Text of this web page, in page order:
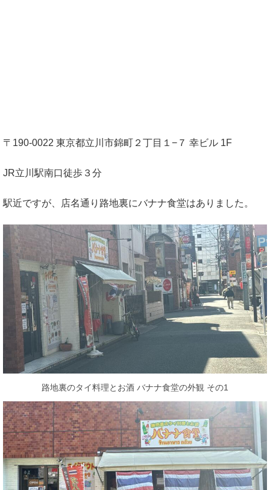
〒190-0022 東京都立川市錦町２丁目１−７ 幸ビル 1F
JR立川駅南口徒歩３分
駅近ですが、店名通り路地裏にバナナ食堂はありました。
路地裏のタイ料理とお酒 バナナ食堂の外観 その1